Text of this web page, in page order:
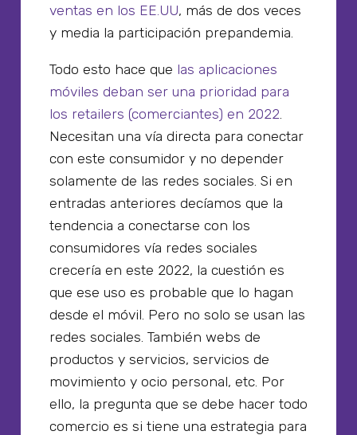
ventas en los EE.UU, más de dos veces
y media la participación prepandemia.
Todo esto hace que las aplicaciones
móviles deban ser una prioridad para
los retailers (comerciantes) en 2022
Necesitan una vía directa para conectar
con este consumidor y no depender
solamente de las redes sociales. Si en
entradas anteriores decíamos que la
tendencia a conectarse con los
consumidores vía redes sociales
crecería en este 2022, la cuestión es
que ese uso es probable que lo hagan
desde el móvil. Pero no solo se usan las
redes sociales. También webs de
productos y servicios, servicios de
movimiento y ocio personal, etc. Por
ello, la pregunta que se debe hacer todo
comercio es si tiene una estrategia para